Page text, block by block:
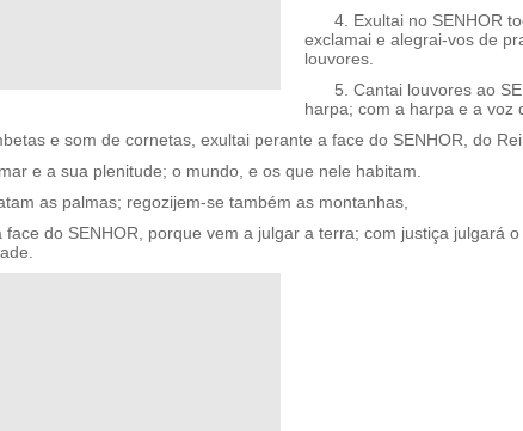
4. Exultai no SENHOR
exclamai e alegrai-vos de
louvores.
5. Cantai louvores ao
harpa; com a harpa e a voz
e som de cornetas, exultai perante a face do SENHOR, do Rei.
e a sua plenitude; o mundo, e os que nele habitam.
as palmas; regozijem-se também as montanhas,
face do SENHOR, porque vem a julgar a terra; com justiça julgará